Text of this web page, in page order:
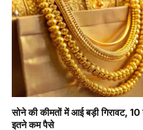
सोने की कीमतों में आई बड़ी गिरावट,
इतने कम पैसे